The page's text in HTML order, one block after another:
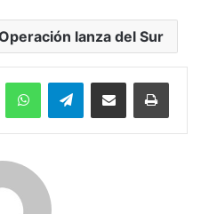
lanza del Sur
WhatsAppTelegramCompartir por correo electrónico